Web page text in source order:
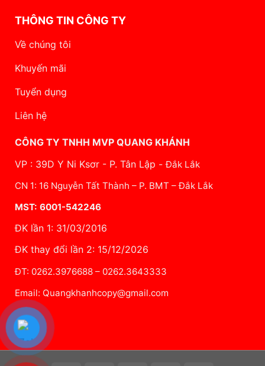
THÔNG TIN CÔNG TY
Về chúng tôi
Khuyến mãi
Tuyển dụng
Liên hệ
CÔNG TY TNHH MVP QUANG KHÁNH
VP : 39D Y Ni Ksơr - P. Tân Lập -Đắk Lắk
CN 1: 16 Nguyễn Tất Thành – P. BMT – Đắk Lắk
MST: 6001-542246
ĐK lần 1: 31/03/2016
ĐK thay đổi lần 2: 15/12/2026
ĐT: 0262.3976688 – 0262.3643333
Email: Quangkhanhcopy@gmail.com